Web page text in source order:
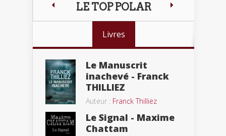
LE TOP POLAR
Livres
Le Manuscrit
inachevé - Franck
THILLIEZ
Auteur : Franck Thilliez
Le Signal - Maxime
Chattam